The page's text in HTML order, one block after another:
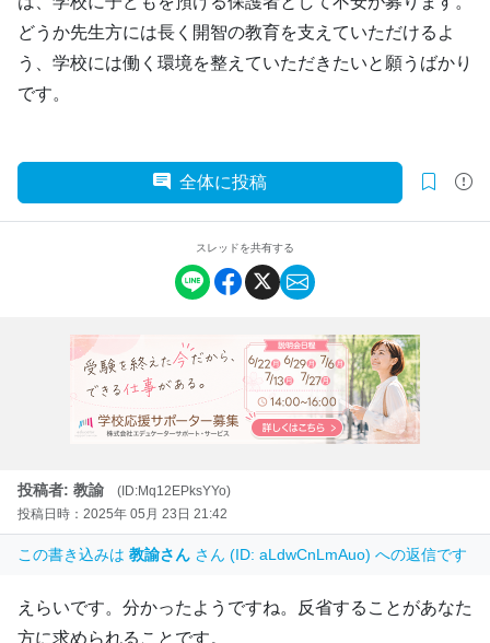
どうか先生方には長く開智の教育を支えていただけるよ
う、学校には働く環境を整えていただきたいと願うばかり
です。
全体に投稿
スレッドを共有する
投稿者: 教諭
(ID:Mq12EPksYYo)
投稿日時：2025年 05月 23日 21:42
この書き込みは 教諭さん さん (ID: aLdwCnLmAuo) への返信です
えらいです。分かったようですね。反省することがあなた
方に求められることです。